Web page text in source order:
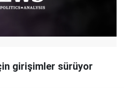
girişimler sürüyor